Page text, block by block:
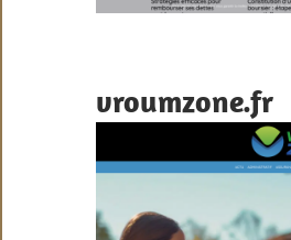
vroumzone.fr